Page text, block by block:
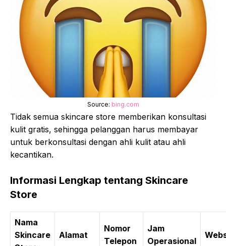
Source: bing.com
Tidak semua skincare store memberikan konsultasi
kulit gratis, sehingga pelanggan harus membayar
untuk berkonsultasi dengan ahli kulit atau ahli
kecantikan.
Informasi Lengkap tentang Skincare
Store
Nama
Skincare
Alamat
Nomor
Telepon
Jam
Operasional